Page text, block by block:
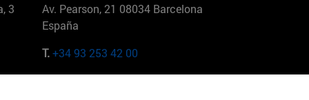
3
Av. Pearson, 21 08034 Barcelona
España
T.+34 93 253 42 00